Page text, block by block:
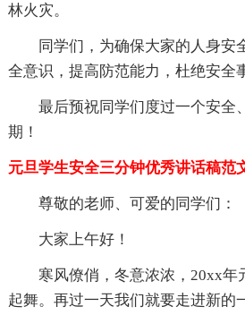
林火灾。
同学们，为确保大家的人身安
全意识，提高防范能力，杜绝安全
最后预祝同学们度过一个安全
期！
元旦学生安全三分钟优秀讲话稿范
尊敬的老师、可爱的同学们：
大家上午好！
寒风僚俏，冬意浓浓，20xx年
起舞。再过一天我们就要走进新